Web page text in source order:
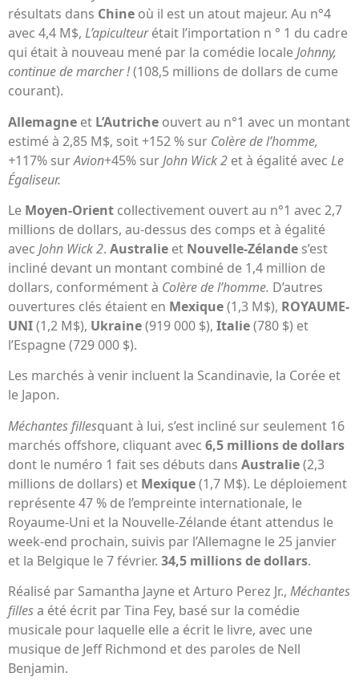
résultats dans Chine où il est un atout majeur. Au n°4
avec 4,4 M$, L’apiculteurétait l’importation n ° 1 du cadre
qui était à nouveau mené par la comédie localeJohnny,
continue de marcher !(108,5 millions de dollars de cume
courant).
Allemagne et L’Autriche ouvert au n°1 avec un montant
estimé à 2,85 M$, soit +152 % sur Colère de l’homme,
+117% surAvion+45% surJohn Wick 2 et à égalité avec Le
Égaliseur.
Le Moyen-Orient collectivement ouvert au n°1 avec 2,7
millions de dollars, au-dessus des comps et à égalité
avec John Wick 2. Australie et Nouvelle-Zélande s’est
incliné devant un montant combiné de 1,4 million de
dollars, conformément à Colère de l’homme. D’autres
ouvertures clés étaient en Mexique(1,3 M$), ROYAUME-
UNI(1,2 M$), Ukraine(919 000 $), Italie(780 $) et
l’Espagne (729 000 $).
Les marchés à venir incluent la Scandinavie, la Corée et
le Japon.
Méchantes fillesquant à lui, s’est incliné sur seulement 16
marchés offshore, cliquant avec 6,5 millions de dollars
dont le numéro 1 fait ses débuts dans Australie(2,3
millions de dollars) et Mexique(1,7 M$). Le déploiement
représente 47 % de l’empreinte internationale, le
Royaume-Uni et la Nouvelle-Zélande étant attendus le
week-end prochain, suivis par l’Allemagne le 25 janvier
et la Belgique le 7 février. 34,5 millions de dollars.
Réalisé par Samantha Jayne et Arturo Perez Jr., Méchantes
fillesa été écrit par Tina Fey, basé sur la comédie
musicale pour laquelle elle a écrit le livre, avec une
musique de Jeff Richmond et des paroles de Nell
Benjamin.